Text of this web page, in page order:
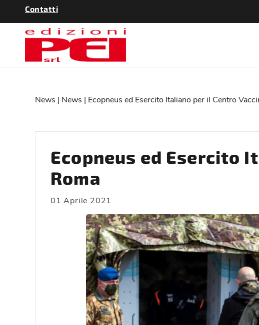
Contatti
News | News | Ecopneus ed Esercito Italiano per il Centro
Ecopneus ed Esercito
Roma
01 Aprile 2021